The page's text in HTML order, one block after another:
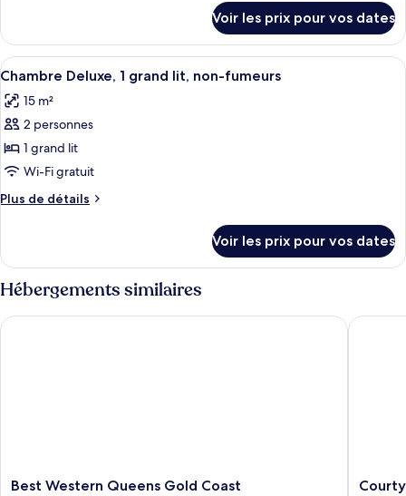
Chambre
Double
Deluxe,
2
lits
doubles,
non-
fumeurs
le
type
de
Chambre
Double
2
lits
non-
Voir les prix pour vos dates
Afficher
toutes
les
photos
pour
ce
type
de
Chambre
Deluxe,
1
grand
Une chambre d’hôtel avec un lit, un
4
Chambre Deluxe, 1 grand lit, non-fumeurs
15 m²
2 personnes
1 grand lit
Wi-Fi gratuit
Plus de détails
Plus
le
type
de
chambre
Chambre
Voir les prix pour vos dates
Hébergements similaires
Best
Best Western Queens Gold Coast
Best Western Queens Gold Coast